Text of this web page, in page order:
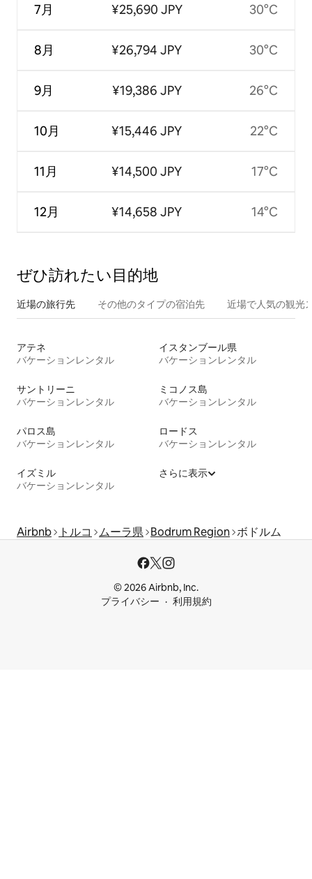
7月
8月
9月
10月
11月
12月
¥25,690 JPY
¥26,794 JPY
¥19,386 JPY
¥15,446 JPY
¥14,500 JPY
¥14,658 JPY
30°C
30°C
26°C
22°C
17°C
14°C
ぜひ訪⁠れ⁠た⁠い目⁠的⁠地
近場の旅行先 その他のタ⁠イ⁠プ⁠の宿⁠泊⁠先 近場で人気の観光
アテネ
バケーションレンタル
イスタンブール県
バケーションレンタル
サントリーニ
バケーションレンタル
ミコノス島
バケーションレンタル
パロス島
バケーションレンタル
ロードス
バケーションレンタル
イズミル
バケーションレンタル
さらに表示
Airbnb トルコ ムーラ県 Bodrum Region ボドルム
© 2026 Airbnb, Inc.
プライバシー
利用規約